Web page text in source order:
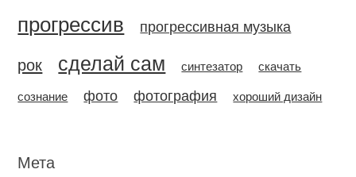
прогрессив прогрессивная музыка
рок сделай сам синтезатор
скачать
сознание
фото фотография хороший дизайн
Мета